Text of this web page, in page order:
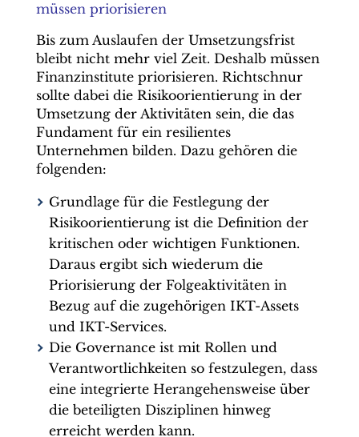
müssen priorisieren
Bis zum Auslaufen der Umsetzungsfrist
bleibt nicht mehr viel Zeit. Deshalb müssen
Finanzinstitute priorisieren. Richtschnur
sollte dabei die Risikoorientierung in der
Umsetzung der Aktivitäten sein, die das
Fundament für ein resilientes
Unternehmen bilden. Dazu gehören die
folgenden:
Grundlage für die Festlegung der
Risikoorientierung ist die Definition der
kritischen oder wichtigen Funktionen.
Daraus ergibt sich wiederum die
Priorisierung der Folgeaktivitäten in
Bezug auf die zugehörigen IKT-Assets
und IKT-Services.
Die Governance ist mit Rollen und
Verantwortlichkeiten so festzulegen, dass
eine integrierte Herangehensweise über
die beteiligten Disziplinen hinweg
erreicht werden kann.